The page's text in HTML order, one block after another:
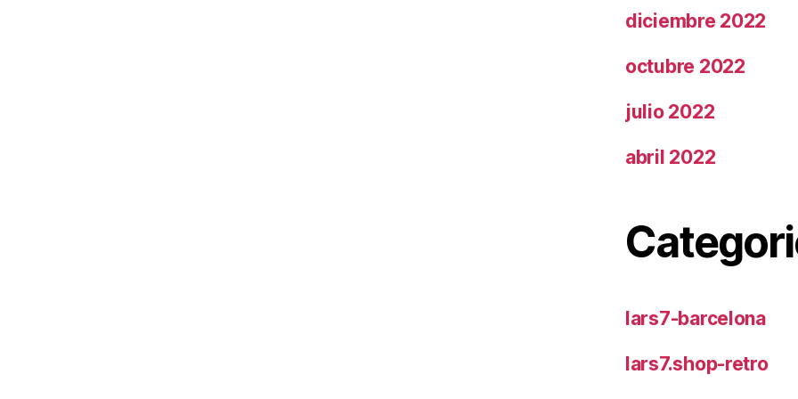
diciembre 2022
octubre 2022
julio 2022
abril 2022
lars7-barcelona
lars7.shop-retro